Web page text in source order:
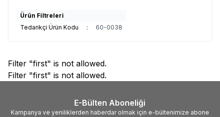
Ürün Filtreleri
Tedarikçi Ürün Kodu
: 60-0038
Filter "first" is not allowed.
Filter "first" is not allowed.
E-Bülten Aboneliği
Kampanya ve yeniliklerden haberdar olmak için e-bültenimize abone